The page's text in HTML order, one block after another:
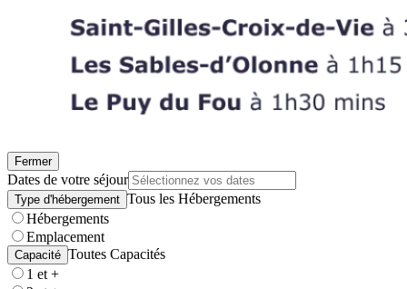
Fermer
Dates de votre séjour
Type d'hébergement Tous les Hébergements
Hébergements
Emplacement
Capacité Toutes Capacités
1 et +